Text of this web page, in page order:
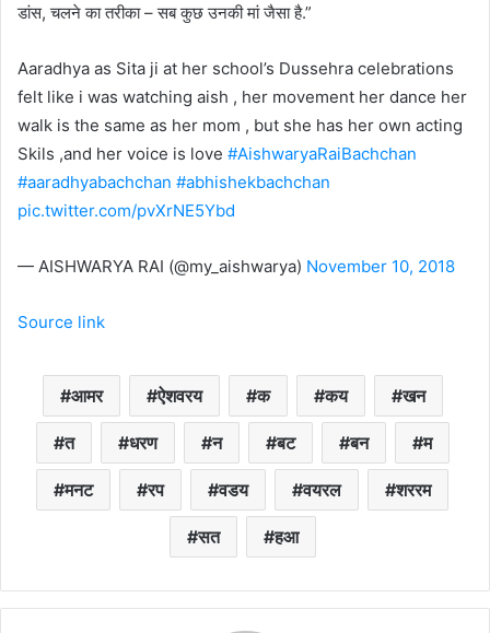
डांस, चलने का तरीका – सब कुछ उनकी मां जैसा है.”
Aaradhya as Sita ji at her school’s Dussehra celebrations
felt like i was watching aish , her movement her dance her
walk is the same as her mom , but she has her own acting
Skils ,and her voice is love #AishwaryaRaiBachchan
#aaradhyabachchan #abhishekbachchan
pic.twitter.com/pvXrNE5Ybd
— AISHWARYA RAI (@my_aishwarya) November 10, 2018
Source link
आमर ऐशवरय क कय खन
त धरण न बट बन म
मनट रप वडय वयरल शररम
सत हआ